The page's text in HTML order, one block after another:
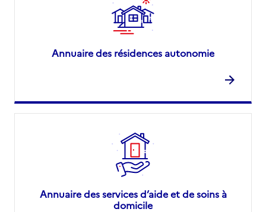
Annuaire des résidences autonomie
Annuaire des services d’aide et de soins à
domicile